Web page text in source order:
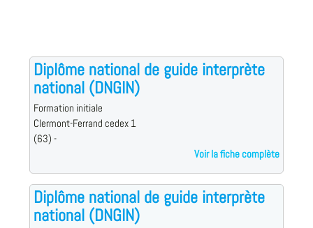
Diplôme national de guide interprète
national (DNGIN)
Formation initiale
Clermont-Ferrand cedex 1
(63) -
Voir la fiche complète
Diplôme national de guide interprète
national (DNGIN)